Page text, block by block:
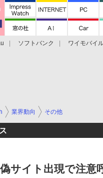
ソフトバンク ワイモバイ
業界動向 その他
サイト出現で注意